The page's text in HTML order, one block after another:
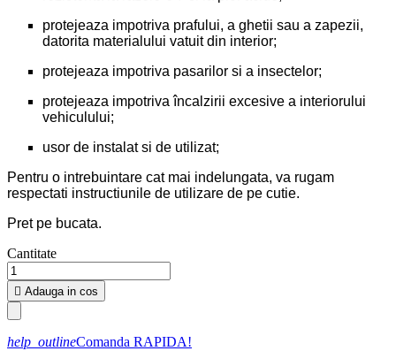
protejeaza impotriva prafului, a ghetii sau a zapezii,
datorita materialului vatuit din interior;
protejeaza impotriva pasarilor si a insectelor;
protejeaza impotriva încalzirii excesive a interiorului
vehiculului;
usor de instalat si de utilizat;
Pentru o intrebuintare cat mai indelungata, va rugam
respectati instructiunile de utilizare de pe cutie.
Pret pe bucata.
Cantitate
 Adauga in cos
help_outlineComanda RAPIDA!